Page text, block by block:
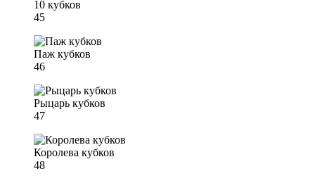
10 кубков
45
Паж кубков
46
Рыцарь кубков
47
Королева кубков
48